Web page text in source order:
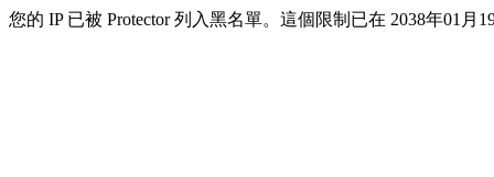
您的 IP 已被 Protector 列入黑名單。這個限制已在 2038年01月